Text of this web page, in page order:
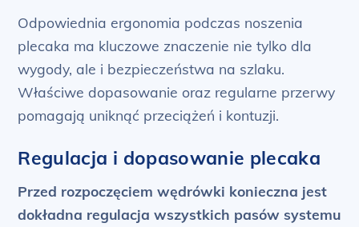
Odpowiednia ergonomia podczas noszenia
plecaka ma kluczowe znaczenie nie tylko dla
wygody, ale i bezpieczeństwa na szlaku.
Właściwe dopasowanie oraz regularne przerwy
pomagają uniknąć przeciążeń i kontuzji.
Regulacja i dopasowanie plecaka
Przed rozpoczęciem wędrówki konieczna jest
dokładna regulacja wszystkich pasów systemu